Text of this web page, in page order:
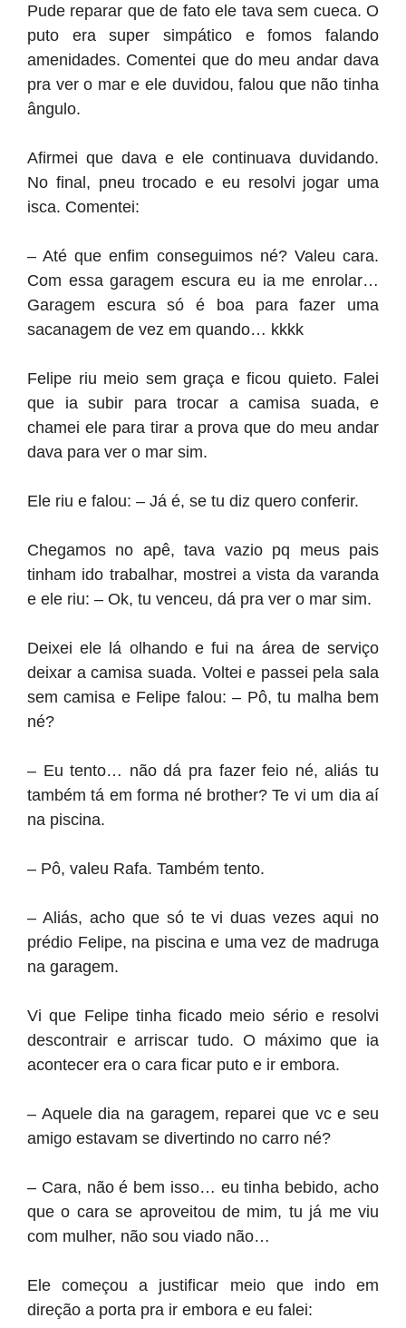
Pude reparar que de fato ele tava sem cueca. O
puto era super simpático e fomos falando
amenidades. Comentei que do meu andar dava
pra ver o mar e ele duvidou, falou que não tinha
ângulo.
Afirmei que dava e ele continuava duvidando.
No final, pneu trocado e eu resolvi jogar uma
isca. Comentei:
– Até que enfim conseguimos né? Valeu cara.
Com essa garagem escura eu ia me enrolar…
Garagem escura só é boa para fazer uma
sacanagem de vez em quando… kkkk
Felipe riu meio sem graça e ficou quieto. Falei
que ia subir para trocar a camisa suada, e
chamei ele para tirar a prova que do meu andar
dava para ver o mar sim.
Ele riu e falou: – Já é, se tu diz quero conferir.
Chegamos no apê, tava vazio pq meus pais
tinham ido trabalhar, mostrei a vista da varanda
e ele riu: – Ok, tu venceu, dá pra ver o mar sim.
Deixei ele lá olhando e fui na área de serviço
deixar a camisa suada. Voltei e passei pela sala
sem camisa e Felipe falou: – Pô, tu malha bem
né?
– Eu tento… não dá pra fazer feio né, aliás tu
também tá em forma né brother? Te vi um dia aí
na piscina.
– Pô, valeu Rafa. Também tento.
– Aliás, acho que só te vi duas vezes aqui no
prédio Felipe, na piscina e uma vez de madruga
na garagem.
Vi que Felipe tinha ficado meio sério e resolvi
descontrair e arriscar tudo. O máximo que ia
acontecer era o cara ficar puto e ir embora.
– Aquele dia na garagem, reparei que vc e seu
amigo estavam se divertindo no carro né?
– Cara, não é bem isso… eu tinha bebido, acho
que o cara se aproveitou de mim, tu já me viu
com mulher, não sou viado não…
Ele começou a justificar meio que indo em
direção a porta pra ir embora e eu falei: